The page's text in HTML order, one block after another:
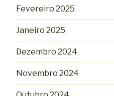
Fevereiro 2025
Janeiro 2025
Dezembro 2024
Novembro 2024